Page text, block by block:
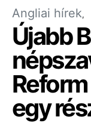
Angliai hírek
Újabb
egy